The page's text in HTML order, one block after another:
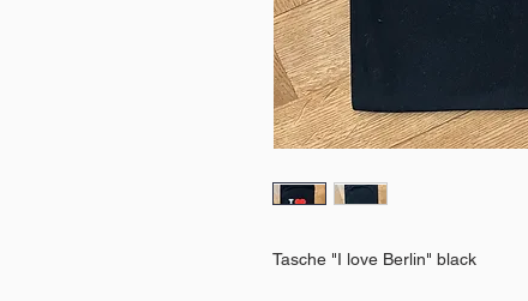
Tasche "I love Berlin" black